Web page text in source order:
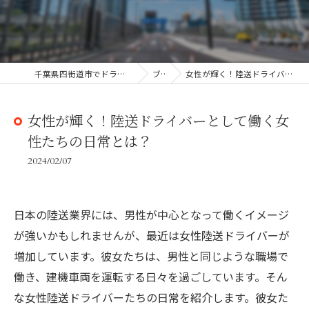
千葉県四街道市でドライバーの求人なら株式会社BIGUP ブログ 女性が輝く！陸送ドライバーとして働く女性たちの日常とは？
女性が輝く！陸送ドライバーとして働く女
性たちの日常とは？
2024/02/07
日本の陸送業界には、男性が中心となって働くイメージ
が強いかもしれませんが、最近は女性陸送ドライバーが
増加しています。彼女たちは、男性と同じような職場で
働き、建機車両を運転する日々を過ごしています。そん
な女性陸送ドライバーたちの日常を紹介します。彼女た